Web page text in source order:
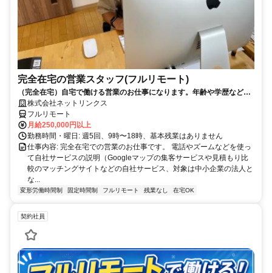
完全在宅の営業スタッフ(フルリモート)
（完全在宅）自宅で働ける営業のお仕事になります。年齢や学歴など問
いません。
株式会社ネットリンクス
フルリモート
月給250,000円以上
勤務時間・曜日: 週5回、9時〜18時、基本残業はありません
仕事内容: 完全在宅での営業のお仕事です。 電話やズームなどを使っ
て自社サービスの説明（Googleマップの集客サービスや見積もり比
較のマッチングサイトなどの自社サービス、対象は中小企業の法人と
な...
変形労働時間制 固定時間制 フルリモート 残業なし 在宅OK
契約社員